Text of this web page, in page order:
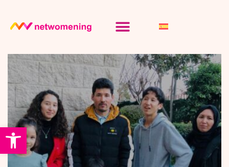
Abrir barra de herramientas